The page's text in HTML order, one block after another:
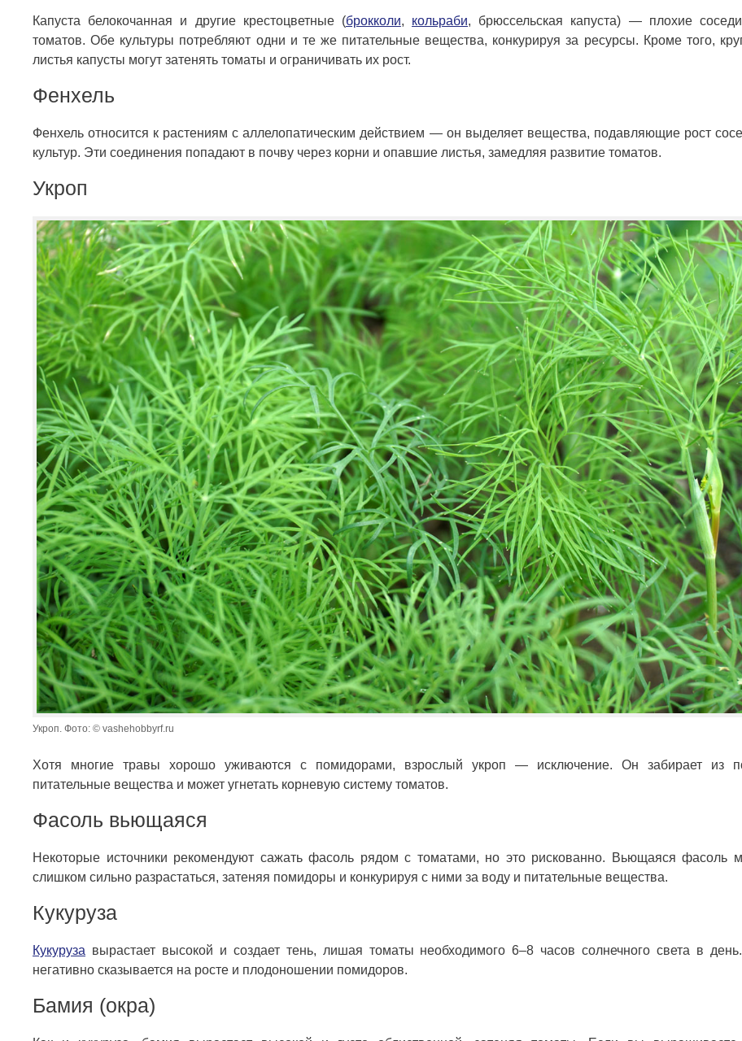
Капуста белокочанная и другие крестоцветные (брокколи, кольраби, брюссельская капуста) — плохие
томатов. Обе культуры потребляют одни и те же питательные вещества, конкурируя за ресурсы. Кроме того,
листья капусты могут затенять томаты и ограничивать их рост.
Фенхель
Фенхель относится к растениям с аллелопатическим действием — он выделяет вещества, подавляющие рост
культур. Эти соединения попадают в почву через корни и опавшие листья, замедляя развитие томатов.
Укроп
Укроп. Фото: © vashehobbyrf.ru
Хотя многие травы хорошо уживаются с помидорами, взрослый укроп — исключение. Он забирает из
питательные вещества и может угнетать корневую систему томатов.
Фасоль вьющаяся
Некоторые источники рекомендуют сажать фасоль рядом с томатами, но это рискованно. Вьющаяся фасоль
слишком сильно разрастаться, затеняя помидоры и конкурируя с ними за воду и питательные вещества.
Кукуруза
Кукуруза вырастает высокой и создает тень, лишая томаты необходимого 6–8 часов солнечного света в
негативно сказывается на росте и плодоношении помидоров.
Бамия (окра)